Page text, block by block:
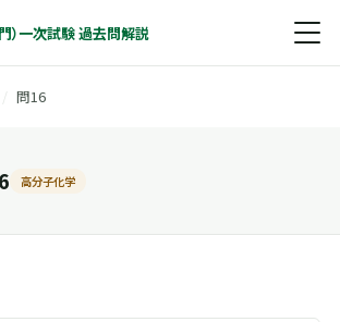
）一次試験 過去問解説
問16
高分子化学